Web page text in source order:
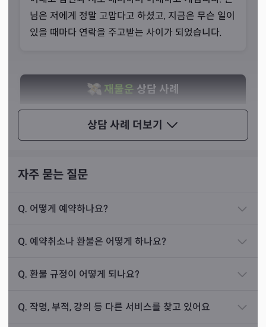
“오해를 풀기 위해 손님들에게 설명드렸습니다.”
선생님은 근방에서 굉장히 유명하신 역술인이십니다. 한 때
선생님께서 혹시 신기가 있으신 것 아니냐는 말을 했던 것
상담 사례 더보기
님은 저에게 정말 고맙다고 하셨고, 지금은 무슨 일이
있을 때마다 연락을 주고받는 사이가 되었습니다.
재물운 상담 사례
작년에 50대 부부가 찾아오셨습니다. 두 분은 공무원
부부셨는데 사업을 준비하고 계신 상황이었습니다.
을 구상중이셨고 조언을 구하러 오신 상황이었습니
그러나 제가 두 분의 사주를 보니 어느 곳에서도 사업
모님 명의를 사용하더라도 답이 안 나오는 상황이었
즉 고급 주점이나 와인바와 같은 유흥업종이 가능한
자주 묻는 질문
Q. 어떻게 예약하나요?
Q. 예약취소나 환불은 어떻게 하나요?
Q. 환불 규정이 어떻게 되나요?
Q. 작명, 부적, 강의 등 다른 서비스를 찾고 있어요